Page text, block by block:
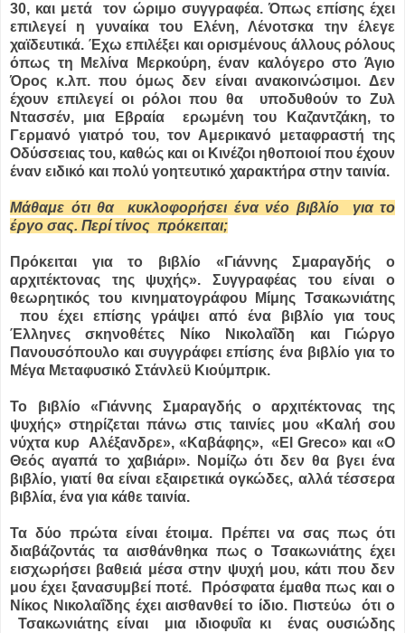
30, και μετά τον ώριμο συγγραφέα. Όπως επίσης έχει
επιλεγεί η γυναίκα του Ελένη, Λένοτσκα την έλεγε
χαϊδευτικά. Έχω επιλέξει και ορισμένους άλλους ρόλους
όπως τη Μελίνα Μερκούρη, έναν καλόγερο στο Άγιο
Όρος κ.λπ. που όμως δεν είναι ανακοινώσιμοι. Δεν
έχουν επιλεγεί οι ρόλοι που θα υποδυθούν το Ζυλ
Ντασσέν, μια Εβραία ερωμένη του Καζαντζάκη, το
Γερμανό γιατρό του, τον Αμερικανό μεταφραστή της
Οδύσσειας του, καθώς και οι Κινέζοι ηθοποιοί που έχουν
έναν ειδικό και πολύ γοητευτικό χαρακτήρα στην ταινία.
Μάθαμε ότι θα κυκλοφορήσει ένα νέο βιβλίο για το
έργο σας. Περί τίνος πρόκειται;
Πρόκειται για το βιβλίο «Γιάννης Σμαραγδής ο
αρχιτέκτονας της ψυχής». Συγγραφέας του είναι ο
θεωρητικός του κινηματογράφου Μίμης Τσακωνιάτης
που έχει επίσης γράψει από ένα βιβλίο για τους
Έλληνες σκηνοθέτες Νίκο Νικολαΐδη και Γιώργο
Πανουσόπουλο και συγγράφει επίσης ένα βιβλίο για το
Μέγα Μεταφυσικό Στάνλεϋ Κιούμπρικ.
Το βιβλίο «Γιάννης Σμαραγδής ο αρχιτέκτονας της
ψυχής» στηρίζεται πάνω στις ταινίες μου «Καλή σου
νύχτα κυρ Αλέξανδρε», «Καβάφης», «El Greco» και «Ο
Θεός αγαπά το χαβιάρι». Νομίζω ότι δεν θα βγει ένα
βιβλίο, γιατί θα είναι εξαιρετικά ογκώδες, αλλά τέσσερα
βιβλία, ένα για κάθε ταινία.
Τα δύο πρώτα είναι έτοιμα. Πρέπει να σας πως ότι
διαβάζοντάς τα αισθάνθηκα πως ο Τσακωνιάτης έχει
εισχωρήσει βαθειά μέσα στην ψυχή μου, κάτι που δεν
μου έχει ξανασυμβεί ποτέ. Πρόσφατα έμαθα πως και ο
Νίκος Νικολαΐδης έχει αισθανθεί το ίδιο. Πιστεύω ότι ο
Τσακωνιάτης είναι μια ιδιοφυΐα κι ένας ουσιώδης